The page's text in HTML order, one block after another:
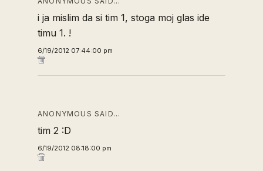
i ja mislim da si tim 1, stoga moj glas ide
timu 1. !
6/19/2012 07:44:00 pm
ANONYMOUS SAID…
tim 2 :D
6/19/2012 08:18:00 pm